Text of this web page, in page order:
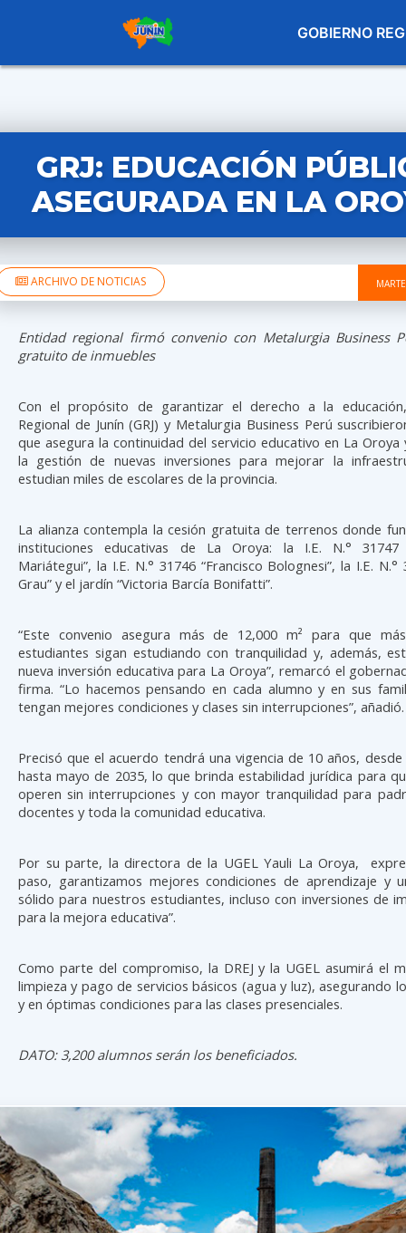
GOBIERNO
GRJ: EDUCACIÓN
ASEGURADA EN LA
ARCHIVO DE NOTICIAS
Entidad regional firmó convenio con Metalurgia Business
gratuito de inmuebles
Con el propósito de garantizar el derecho a la
Regional de Junín (GRJ) y Metalurgia Business Perú
que asegura la continuidad del servicio educativo en La
la gestión de nuevas inversiones para mejorar la
estudian miles de escolares de la provincia.
La alianza contempla la cesión gratuita de terrenos donde
instituciones educativas de La Oroya: la I.E. N.° 31747
Mariátegui”, la I.E. N.° 31746 “Francisco Bolognesi”, la I.E. N.°
Grau” y el jardín “Victoria Barcía Bonifatti”.
“Este convenio asegura más de 12,000 m² para que
estudiantes sigan estudiando con tranquilidad y, además,
nueva inversión educativa para La Oroya”, remarcó el
firma. “Lo hacemos pensando en cada alumno y en sus
tengan mejores condiciones y clases sin interrupciones”, añadió.
Precisó que el acuerdo tendrá una vigencia de 10 años,
hasta mayo de 2035, lo que brinda estabilidad jurídica para
operen sin interrupciones y con mayor tranquilidad para
docentes y toda la comunidad educativa.
Por su parte, la directora de la UGEL Yauli La Oroya,
paso, garantizamos mejores condiciones de aprendizaje y
sólido para nuestros estudiantes, incluso con inversiones de
para la mejora educativa”.
Como parte del compromiso, la DREJ y la UGEL asumirá el
limpieza y pago de servicios básicos (agua y luz), asegurando
y en óptimas condiciones para las clases presenciales.
DATO: 3,200 alumnos serán los beneficiados.